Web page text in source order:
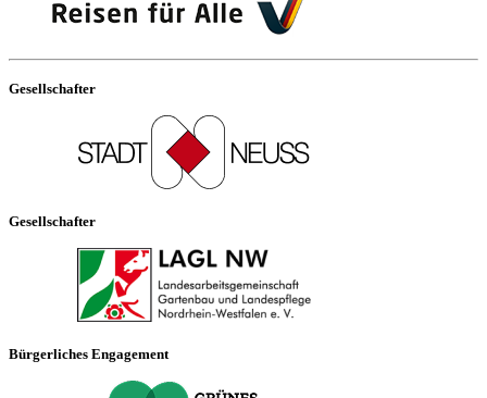
Gesellschafter
Gesellschafter
Bürgerliches Engagement